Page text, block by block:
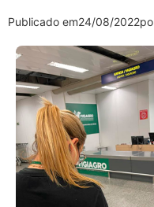
Publicado em24/08/2022